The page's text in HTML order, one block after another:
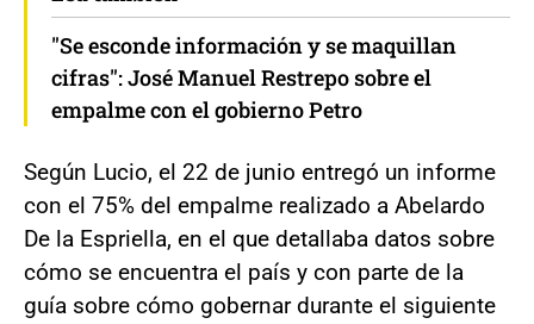
"Se esconde información y se maquillan
cifras": José Manuel Restrepo sobre el
empalme con el gobierno Petro
Según Lucio, el 22 de junio entregó un informe
con el 75% del empalme realizado a Abelardo
De la Espriella, en el que detallaba datos sobre
cómo se encuentra el país y con parte de la
guía sobre cómo gobernar durante el siguiente